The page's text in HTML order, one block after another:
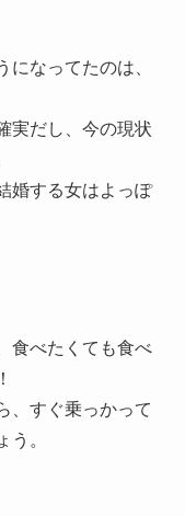
なってたのは、
実だし、今の現状
婚する女はよっぽ
食べたくても食べ
、すぐ乗っかって
う。